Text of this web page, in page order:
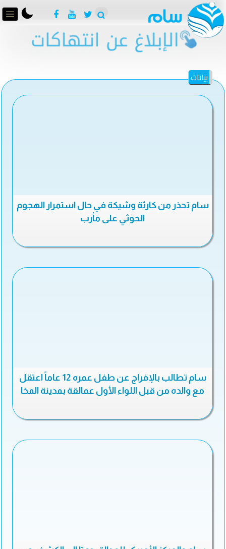
بيانات
سام تحذر من كارثة وشيكة في حال استمرار الهجوم
الحوثي على مأرب
سام تطالب بالإفراج عن طفل عمره 12 عاماً اعتقل
مع والده من قبل اللواء الأول عمالقة بمدينة المخا